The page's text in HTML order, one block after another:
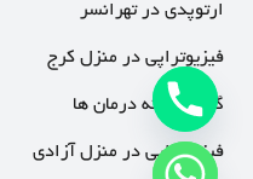
ارتوپدی در تهرانسر
فیزیوتراپی در منزل کرج
گالری نمونه درمان ها
فیزیوتراپی در منزل آزادی